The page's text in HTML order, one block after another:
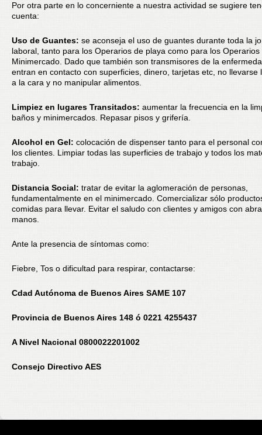
Por otra parte en lo concerniente a nuestra actividad se sugiere
cuenta:
Uso de Guantes: se aconseja el uso de guantes durante toda la
laboral, tanto para los Operarios de playa como para los Operarios
Minimercado. Dado que también son transmisores de la
entran en contacto con superficies, dinero, tarjetas etc, no llevarse
a la cara y no manipular alimentos.
Limpiez en lugares Transitados: aumentar la frecuencia en la
baños y minimercados. Repasar pisos y grifería.
Alcohol en Gel: colocación de dispenser tanto para el personal
los clientes. Limpiar todas las superficies de trabajo y todos los
trabajo.
Distancia Social: tratar de evitar la aglomeración de personas,
fundamentalmente en el minimercado. Comercializar sólo
comidas para llevar. Evitar el saludo con clientes y amigos con
manos.
Ante la presencia de síntomas como:
Fiebre, Tos o dificultad para respirar, contactarse:
Cdad Autónoma de Buenos Aires SAME 107
Provincia de Buenos Aires 148 ó 0221 4255437
A Nivel Nacional 0800022201002
Consejo Directivo AES